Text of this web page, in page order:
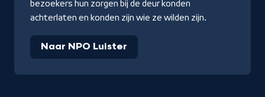
bezoekers hun zorgen bij de deur konden
achterlaten en konden zijn wie ze wilden zijn.
Naar NPO Luister